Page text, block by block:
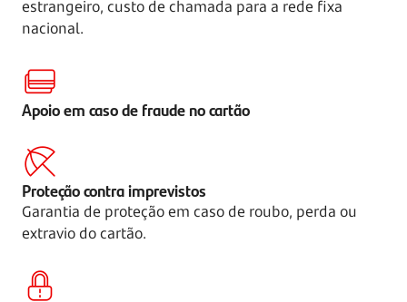
estrangeiro, custo de chamada para a rede fixa
nacional.
Apoio em caso de fraude no cartão
Proteção contra imprevistos
Garantia de proteção em caso de roubo, perda ou
extravio do cartão.